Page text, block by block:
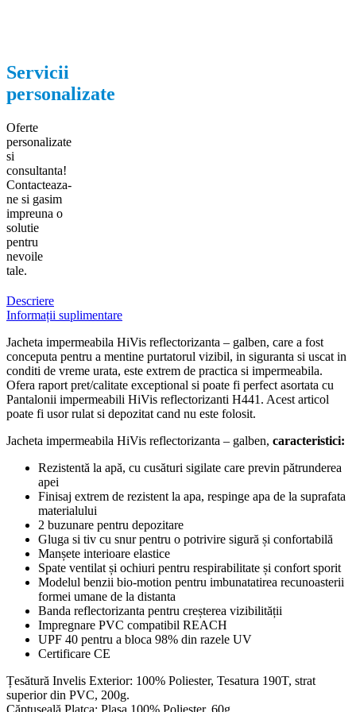
Servicii
personalizate
Oferte
personalizate
si
consultanta!
Contacteaza-
ne si gasim
impreuna o
solutie
pentru
nevoile
tale.
Descriere
Informații suplimentare
Jacheta impermeabila HiVis reflectorizanta – galben, care a fost
conceputa pentru a mentine purtatorul vizibil, in siguranta si uscat in
conditi de vreme urata, este extrem de practica si impermeabila.
Ofera raport pret/calitate exceptional si poate fi perfect asortata cu
Pantalonii impermeabili HiVis reflectorizanti H441. Acest articol
poate fi usor rulat si depozitat cand nu este folosit.
Jacheta impermeabila HiVis reflectorizanta – galben, caracteristici:
Rezistentă la apă, cu cusături sigilate care previn pătrunderea
apei
Finisaj extrem de rezistent la apa, respinge apa de la suprafata
materialului
2 buzunare pentru depozitare
Gluga si tiv cu snur pentru o potrivire sigură și confortabilă
Manșete interioare elastice
Spate ventilat și ochiuri pentru respirabilitate și confort sporit
Modelul benzii bio-motion pentru imbunatatirea recunoasterii
formei umane de la distanta
Banda reflectorizanta pentru creșterea vizibilității
Impregnare PVC compatibil REACH
UPF 40 pentru a bloca 98% din razele UV
Certificare CE
Țesătură Invelis Exterior: 100% Poliester, Tesatura 190T, strat
superior din PVC, 200g.
Căptușeală Platca: Plasa 100% Poliester, 60g.